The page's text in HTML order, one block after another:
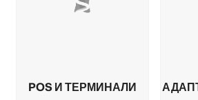
POS И ТЕРМИНАЛИ